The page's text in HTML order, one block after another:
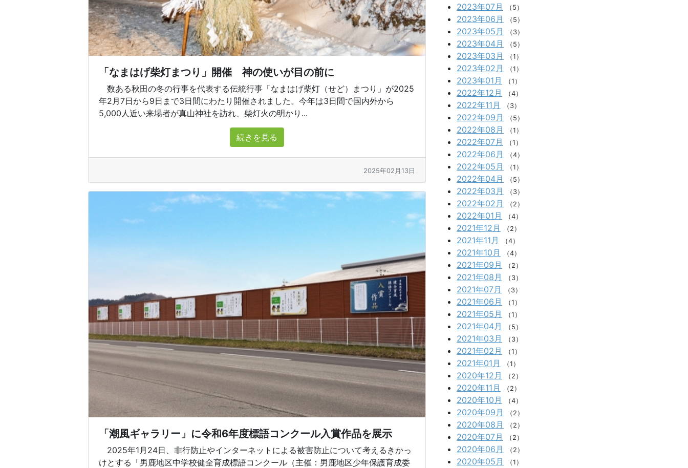
「なまはげ柴灯まつり」開催 神の使いが目の前に
数ある秋田の冬の行事を代表する伝統行事「なまはげ柴灯（せど）まつり」が2025
年2月7日から9日まで3日間にわたり開催されました。今年は3日間で国内外から
5,000人近い来場者が真山神社を訪れ、柴灯火の明かり...
続きを見る
2025年02月13日
「潮風ギャラリー」に令和6年度標語コンクール入賞作品を展示
2025年1月24日、非行防止やインターネットによる被害防止について考えるきかっ
けとする「男鹿地区中学校健全育成標語コンクール（主催：男鹿地区少年保護育成委
2023年07月 （5）
2023年06月 （5）
2023年05月 （3）
2023年04月 （5）
2023年03月 （1）
2023年02月 （1）
2023年01月 （1）
2022年12月 （4）
2022年11月 （3）
2022年09月 （5）
2022年08月 （1）
2022年07月 （1）
2022年06月 （4）
2022年05月 （1）
2022年04月 （5）
2022年03月 （3）
2022年02月 （2）
2022年01月 （4）
2021年12月 （2）
2021年11月 （4）
2021年10月 （4）
2021年09月 （2）
2021年08月 （3）
2021年07月 （3）
2021年06月 （1）
2021年05月 （1）
2021年04月 （5）
2021年03月 （3）
2021年02月 （1）
2021年01月 （1）
2020年12月 （2）
2020年11月 （2）
2020年10月 （4）
2020年09月 （2）
2020年08月 （2）
2020年07月 （2）
2020年06月 （2）
2020年05月 （1）